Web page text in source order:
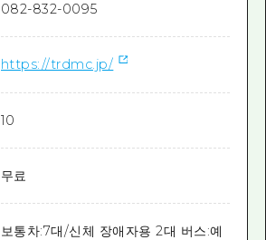
082-832-0095
https://trdmc.jp/
10
무료
보통차:7대/신체 장애자용 2대 버스:예